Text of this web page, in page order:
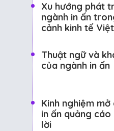
Xu hướng phát
ngành in ấn
cảnh kinh tế
Thuật ngữ và
của ngành in ấn
Kinh nghiệm mở
in ấn quảng cáo
lời